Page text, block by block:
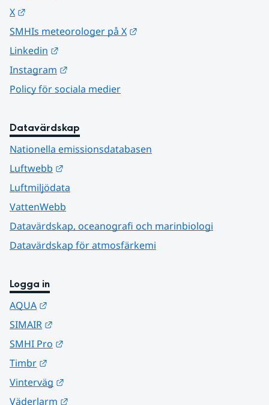
X
SMHIs meteorologer på X
Linkedin
Instagram
Policy för sociala medier
Datavärdskap
Nationella emissionsdatabasen
Luftwebb
Luftmiljödata
VattenWebb
Datavärdskap, oceanografi och marinbiologi
Datavärdskap för atmosfärkemi
Logga in
AQUA
SIMAIR
SMHI Pro
Timbr
Vinterväg
Väderlarm